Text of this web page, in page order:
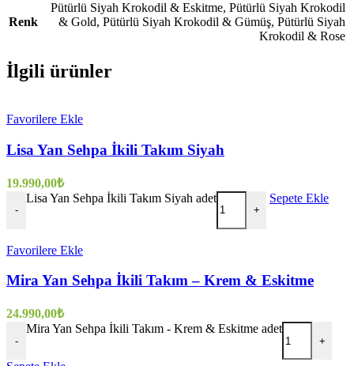
Renk
Pütürlü Siyah Krokodil & Eskitme, Pütürlü Siyah Krokodil
& Gold, Pütürlü Siyah Krokodil & Gümüş, Pütürlü Siyah
Krokodil & Rose
İlgili ürünler
Favorilere Ekle
Lisa Yan Sehpa İkili Takım Siyah
19.990,00₺
-
Lisa Yan Sehpa İkili Takım Siyah adet
+
Sepete Ekle
Favorilere Ekle
Mira Yan Sehpa İkili Takım – Krem & Eskitme
24.990,00₺
-
Mira Yan Sehpa İkili Takım - Krem & Eskitme adet
+